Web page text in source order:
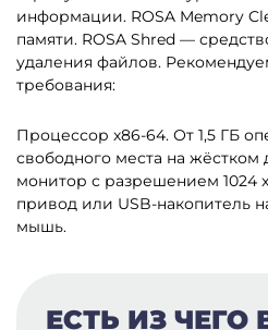
информации. ROSA Memory
памяти. ROSA Shred —
удаления файлов.
требования:
Процессор x86-64. От 1,5 ГБ
свободного места на жёстком
монитор с разрешением 1024
привод или USB-накопитель
мышь.
ЕСТЬ ИЗ ЧЕГО